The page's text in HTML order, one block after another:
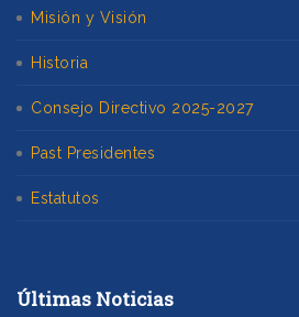
Misión y Visión
Historia
Consejo Directivo 2025-2027
Past Presidentes
Estatutos
Últimas Noticias